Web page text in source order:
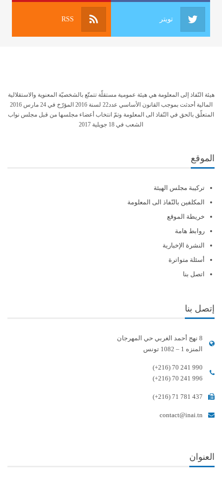
تويتر RSS
هيئة النّفاذ إلى المعلومة هي هيئة عمومية مستقلّة تتمتّع بالشخصيّة المعنوية والاستقلالية
المالية أحدثت بموجب القانون الأساسي عدد22 لسنة 2016 المؤرّخ في 24 مارس 2016
المتعلّق بالحق في النّفاذ الى المعلومة وتمّ انتخاب أعضاء مجلسها من قبل مجلس نواب
الشعب في 18 جويلية 2017
الموقع
تركيبة مجلس الهيئة
المكلفين بالنّفاذ الى المعلومة
خريطة الموقع
روابط هامة
النشرة الإخبارية
أسئلة متواترة
اتصل بنا
إتصل بنا
8 نهج أحمد الغربي حي المهرجان
المنزه 1 – 1082 تونس
(+216) 70 241 990
(+216) 70 241 996
(+216) 71 781 437
contact@inai.tn
العنوان